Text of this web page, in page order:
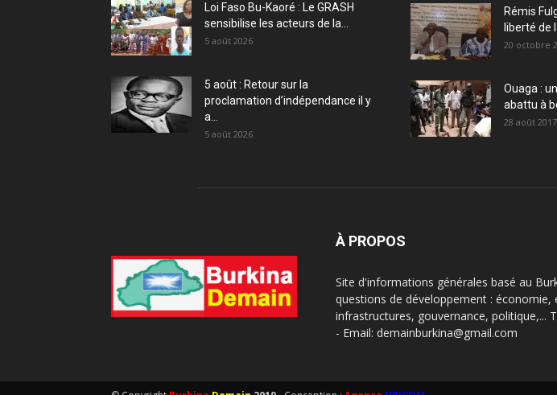
Loi Faso Bu-Kaoré : Le GRASH
sensibilise les acteurs de la...
5 août 2026
5 août : Retour sur la
proclamation d’indépendance il y
a...
5 août 2026
Rémis
liberté de
20 octobre
Ouaga :
abattu à
28 août 2017
À PROPOS
Site d'informations générales basé au
questions de développement : économie,
infrastructures, gouvernance, politique,...
- Email: demainburkina@gmail.com